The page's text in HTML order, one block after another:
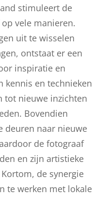
stimuleert de
vele manieren.
uit te wisselen
ontstaat er een
inspiratie en
kennis en technieken
tot nieuwe inzichten
Bovendien
deuren naar nieuwe
de fotograaf
en zijn artistieke
de synergie
te werken met lokale